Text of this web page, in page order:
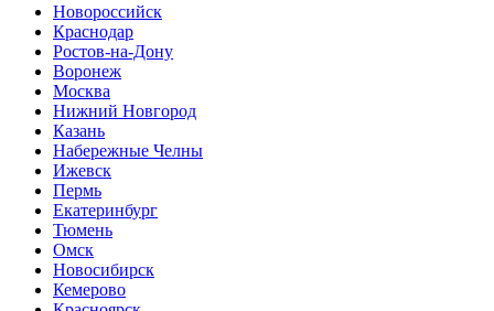
Новороссийск
Краснодар
Ростов-на-Дону
Воронеж
Москва
Нижний Новгород
Казань
Набережные Челны
Ижевск
Пермь
Екатеринбург
Тюмень
Омск
Новосибирск
Кемерово